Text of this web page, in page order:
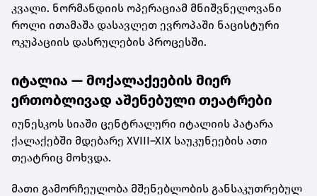
კვალი. ნორმანდიის ოპერაციამ მნიშვნელოვანი
როლი ითამაშა დასავლეთ ევროპაში ნაცისტური
ოკუპაციის დასრულების პროცესში.
იტალია — მოქალაქეების მიერ
ერთობლივად აშენებული თეატრები
იუნესკოს სიაში ცენტრალური იტალიის პატარა
ქალაქებში მდებარე XVIII–XIX საუკუნეების ათი
თეატრიც მოხვდა.
მათი გამორჩეულობა მშენებლობის განსაკუთრებულ